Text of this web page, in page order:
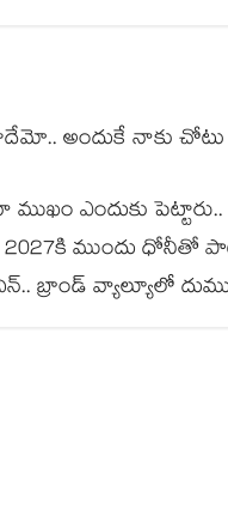
అందుకే నాకు
ఎందుకు
2027కి ముందు ధోనీతో
వ్యాల్యూలో